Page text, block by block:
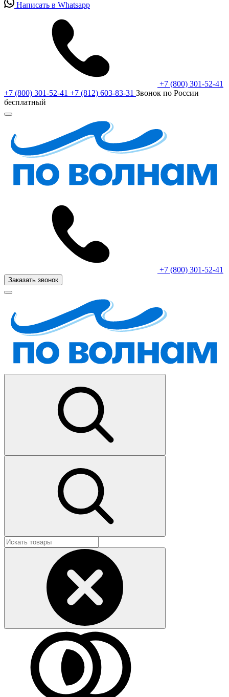
Написать в Whatsapp
+7 (800) 301-52-41
+7 (800) 301-52-41 +7 (812) 603-83-31 Звонок по России
бесплатный
+7 (800) 301-52-41
Заказать звонок